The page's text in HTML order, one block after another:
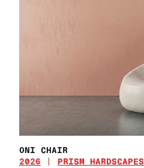
ONI CHAIR
2026
PRISM HARDSCAPES